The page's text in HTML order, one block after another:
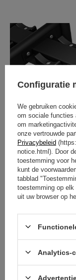
Halterschijven
Er zijn 5
Halters met een
maximale
worden
gemaakt van 4
Configuratie
We gebruiken
om sociale functies
om
onze vertrouwde
Privacybeleid
notice.html). Door
toestemming voor
kunt de
tabblad
toestemming op
uit uw browser op
Analytics-